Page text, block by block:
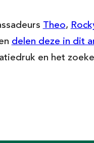
Theo,
delen deze in dit
en het
E-mailadres*